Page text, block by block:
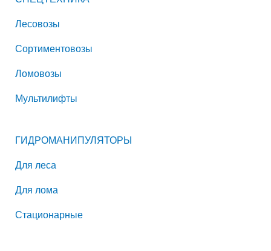
Лесовозы
Сортиментовозы
Ломовозы
Мультилифты
ГИДРОМАНИПУЛЯТОРЫ
Для леса
Для лома
Стационарные